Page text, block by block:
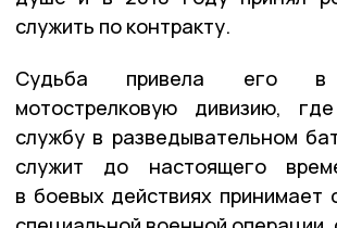
служить по контракту.
Судьба привела его в
мотострелковую дивизию,
службу в разведывательном
служит до настоящего
в боевых действиях принимает